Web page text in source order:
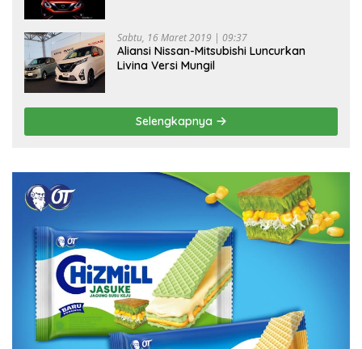
Sabtu, 16 Maret 2019 | 09:37
Aliansi Nissan-Mitsubishi Luncurkan
Livina Versi Mungil
Selengkapnya